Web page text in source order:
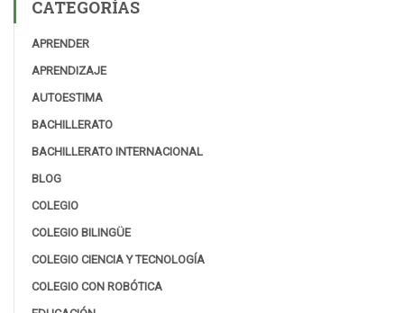
CATEGORÍAS
APRENDER
APRENDIZAJE
AUTOESTIMA
BACHILLERATO
BACHILLERATO INTERNACIONAL
BLOG
COLEGIO
COLEGIO BILINGÜE
COLEGIO CIENCIA Y TECNOLOGÍA
COLEGIO CON ROBÓTICA